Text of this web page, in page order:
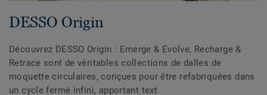
DESSO Origin
Découvrez DESSO Origin : Emerge & Evolve, Recharge &
Retrace sont de véritables collections de dalles de
moquette circulaires, conçues pour être refabriquées dans
un cycle fermé infini, apportant text